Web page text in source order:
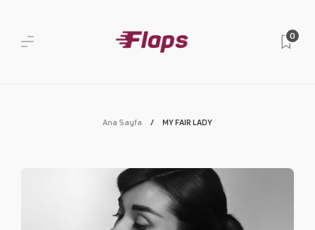
0
Ana Sayfa MY FAIR LADY